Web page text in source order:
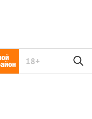
18+